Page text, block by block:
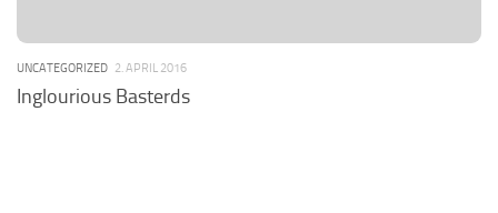
UNCATEGORIZED 2. APRIL 2016
Inglourious Basterds